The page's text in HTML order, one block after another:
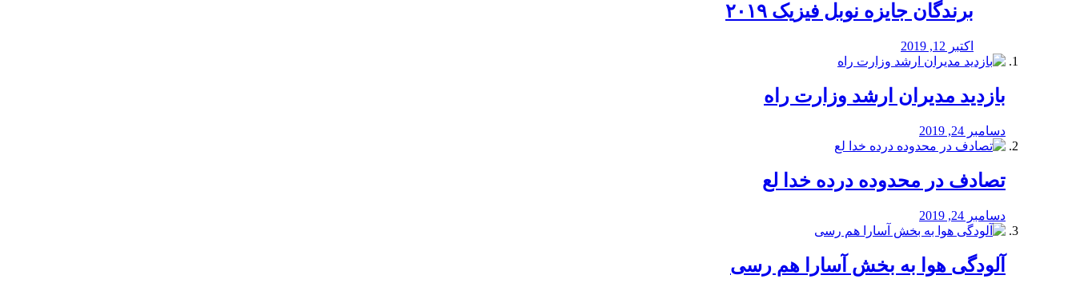
برندگان جایزه نوبل فیزیک ۲۰۱۹
اکتبر 12, 2019
بازدید مدیران ارشد وزارت راه
دسامبر 24, 2019
تصادف در محدوده درده خدا لع
دسامبر 24, 2019
آلودگی هوا به بخش آسارا هم رسی